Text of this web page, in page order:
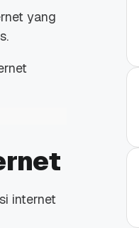
yang
internet